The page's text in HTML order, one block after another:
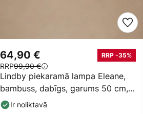
Lindby piekaramā lampa Eleane,
bambuss, dabīgs, garums 50 cm,
E27
64,90 € RRP -35%
RRP99,90 €
Ir noliktavā